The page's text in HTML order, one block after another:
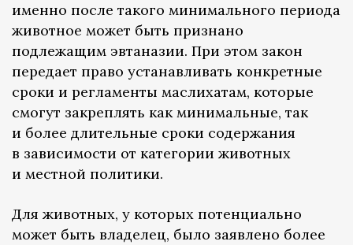
именно после такого минимального периода
животное может быть признано
подлежащим эвтаназии. При этом закон
передает право устанавливать конкретные
сроки и регламенты маслихатам, которые
смогут закреплять как минимальные, так
и более длительные сроки содержания
в зависимости от категории животных
и местной политики.
Для животных, у которых потенциально
может быть владелец, было заявлено более